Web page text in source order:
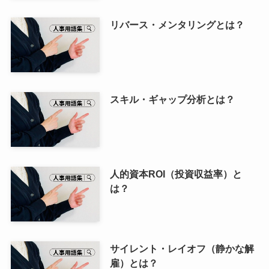
リバース・メンタリングとは？
スキル・ギャップ分析とは？
人的資本ROI（投資収益率）と
は？
サイレント・レイオフ（静かな解
雇）とは？